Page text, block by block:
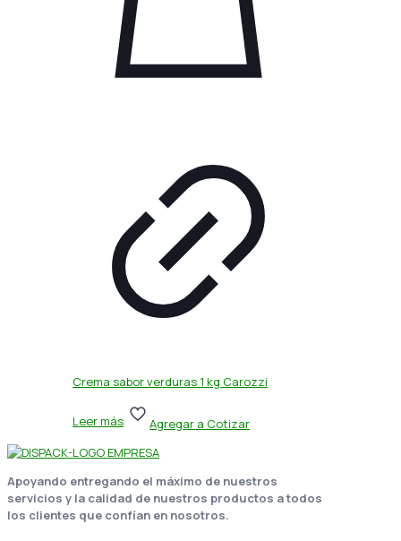
Crema sabor verduras 1 kg Carozzi
Leer más Agregar a Cotizar
Apoyando entregando el máximo de nuestros
servicios y la calidad de nuestros productos a todos
los clientes que confían en nosotros.